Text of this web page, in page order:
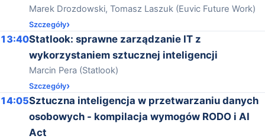
Marek Drozdowski, Tomasz Laszuk (Euvic Future Work)
Szczegóły
13:40Statlook: sprawne zarządzanie IT z
wykorzystaniem sztucznej inteligencji
Marcin Pera (Statlook)
Szczegóły
14:05Sztuczna inteligencja w przetwarzaniu danych
osobowych - kompilacja wymogów RODO i AI
Act